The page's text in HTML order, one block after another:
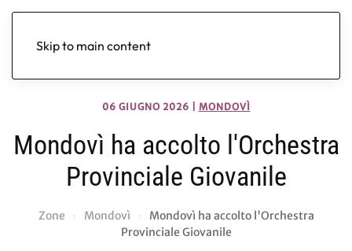
Skip to main content
06 GIUGNO 2026 MONDOVÌ
Mondovì ha accolto l'Orchestra
Provinciale Giovanile
Zone Mondovì
Mondovì ha accolto l'Orchestra
Provinciale Giovanile